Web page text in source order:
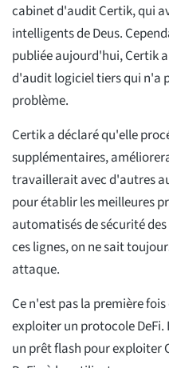
cabinet d'audit Certik, qui
intelligents de Deus.
publiée aujourd'hui, Certik
d'audit logiciel tiers qui n'a
problème.
Certik a déclaré qu'elle
supplémentaires,
travaillerait avec d'autres
pour établir les meilleures
automatisés de sécurité
ces lignes, on ne sait
attaque.
Ce n'est pas la première
exploiter un protocole
un prêt flash pour exploiter